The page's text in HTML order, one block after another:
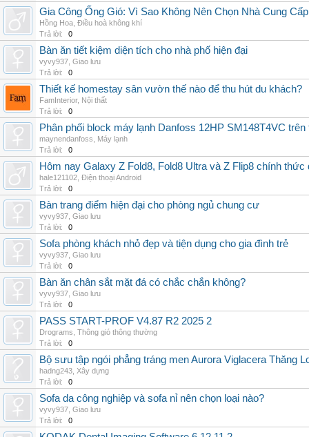
Gia Công Ống Gió: Vì Sao Không Nên Chọn Nhà Cung
Hồng Hoa Điều hoà không khí
Trả lời:
0
Bàn ăn tiết kiệm diện tích cho nhà phố hiện đại
vyvy937 Giao lưu
Trả lời:
0
Thiết kế homestay sân vườn thế nào để thu hút du khách?
FamInterior, Nội thất
Trả lời:
0
Phân phối block máy lạnh Danfoss 12HP SM148T4VC
maynendanfoss
Máy lạnh
Trả lời:
0
Hôm nay Galaxy Z Fold8, Fold8 Ultra và Z Flip8 chính
hale121102 Điện thoại Android
Trả lời:
0
Bàn trang điểm hiện đại cho phòng ngủ chung cư
vyvy937 Giao lưu
Trả lời:
0
Sofa phòng khách nhỏ đẹp và tiện dụng cho gia đình trẻ
vyvy937 Giao lưu
Trả lời:
0
Bàn ăn chân sắt mặt đá có chắc chắn không?
vyvy937 Giao lưu
Trả lời:
0
PASS START-PROF V4.87 R2 2025 2
Drograms Thông gió thông thường
Trả lời:
0
Bộ sưu tập ngói phẳng tráng men Aurora Viglacera Thăng
hadng243 Xây dựng
Trả lời:
0
Sofa da công nghiệp và sofa nỉ nên chọn loại nào?
vyvy937 Giao lưu
Trả lời:
0